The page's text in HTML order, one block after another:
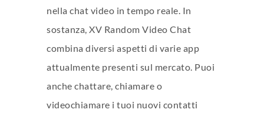
nella chat video in tempo reale. In
sostanza, XV Random Video Chat
combina diversi aspetti di varie app
attualmente presenti sul mercato. Puoi
anche chattare, chiamare o
videochiamare i tuoi nuovi contatti